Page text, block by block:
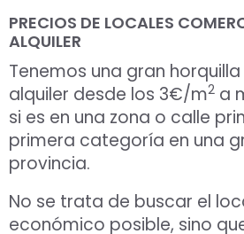
PRECIOS DE LOCALES
ALQUILER
Tenemos una gran
alquiler desde los 3€/m2 a
si es en una zona o calle
primera categoría en una
provincia.
No se trata de buscar el
económico posible, sino
Aceptar Política Privacidad
Solicitar